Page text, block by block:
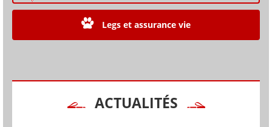
Legs et assurance vie
ACTUALITÉS